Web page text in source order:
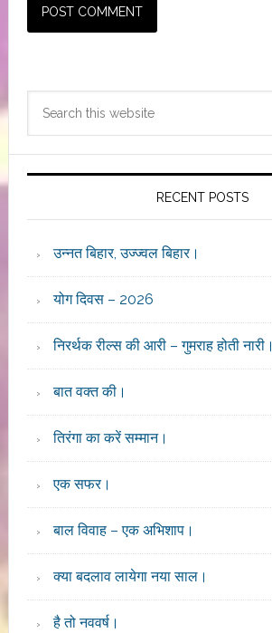
Primary
Sidebar
RECENT POSTS
उन्नत बिहार, उज्ज्वल बिहार।
योग दिवस – 2026
निरर्थक रील्स की आरी – गुमराह होती नारी।
बात वक्त की।
तिरंगा का करें सम्मान।
एक सफर।
बाल विवाह – एक अभिशाप।
क्या बदलाव लायेगा नया साल।
है तो नववर्ष।